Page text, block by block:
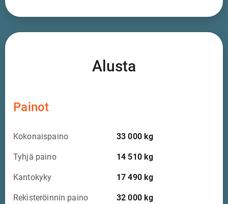
Alusta
Painot
Kokonaispaino 33 000kg
Tyhjä paino 14 510kg
Kantokyky 17 490kg
Rekisteröinnin paino 32 000kg